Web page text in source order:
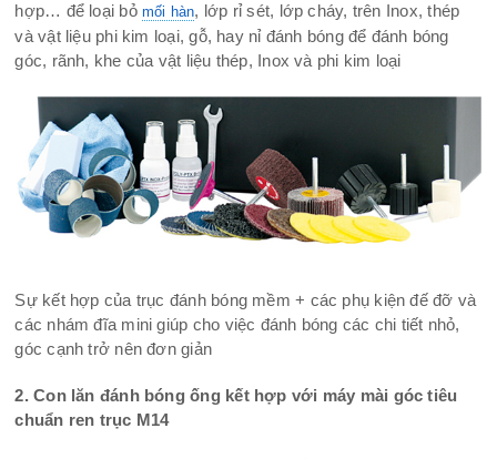
hợp… để loại bỏmối hàn, lớp rỉ sét, lớp cháy, trên Inox, thép
và vật liệu phi kim loại, gỗ, hay nỉ đánh bóng để đánh bóng
góc, rãnh, khe của vật liệu thép, Inox và phi kim loại
Sự kết hợp của trục đánh bóng mềm + các phụ kiện đế đỡ và
các nhám đĩa mini giúp cho việc đánh bóng các chi tiết nhỏ,
góc cạnh trở nên đơn giản
2. Con lăn đánh bóng ống kết hợp với máy mài góc tiêu
chuẩn ren trục M14